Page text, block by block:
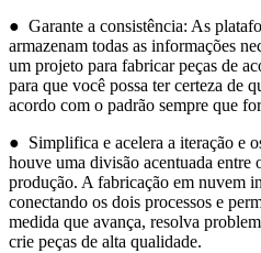
● Garante a consistência: As
armazenam todas as informações
um projeto para fabricar peças de
para que você possa ter certeza de
acordo com o padrão sempre que
● Simplifica e acelera a iteração e
houve uma divisão acentuada entre
produção. A fabricação em nuvem
conectando os dois processos e
medida que avança, resolva
crie peças de alta qualidade.